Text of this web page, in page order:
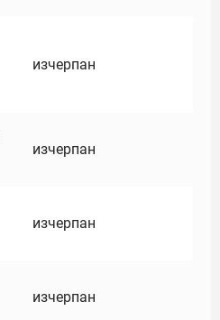
изчерпан
изчерпан
изчерпан
изчерпан